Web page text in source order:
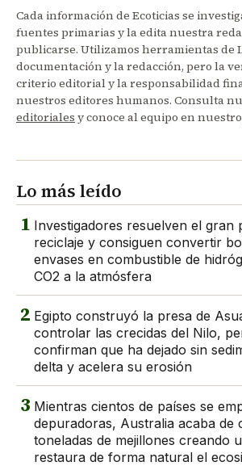
Cada información de Ecoticias se
fuentes primarias y la edita nuestra
publicarse. Utilizamos herramientas de
documentación y la redacción, pero la
criterio editorial y la responsabilidad
nuestros editores humanos. Consulta
editoriales y conoce al equipo en nuestro
Lo más leído
1 Investigadores resuelven el gran
reciclaje y consiguen convertir
envases en combustible de
CO2 a la atmósfera
2 Egipto construyó la presa de
controlar las crecidas del Nilo,
confirman que ha dejado sin
delta y acelera su erosión
3 Mientras cientos de países se
depuradoras, Australia acaba de
toneladas de mejillones creando
restaura de forma natural el